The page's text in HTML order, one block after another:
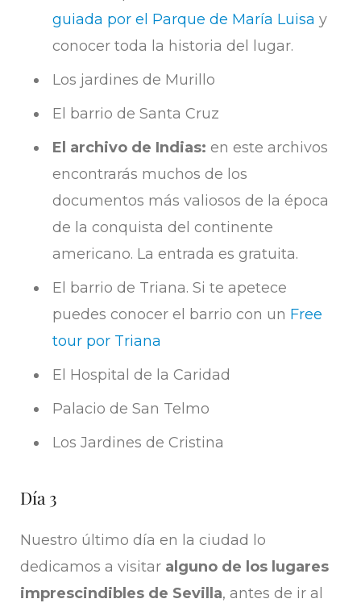
guiada por el Parque de María Luisa y
conocer toda la historia del lugar.
Los jardines de Murillo
El barrio de Santa Cruz
El archivo de Indias: en este archivos
encontrarás muchos de los
documentos más valiosos de la época
de la conquista del continente
americano. La entrada es gratuita.
El barrio de Triana. Si te apetece
puedes conocer el barrio con un Free
tour por Triana
El Hospital de la Caridad
Palacio de San Telmo
Los Jardines de Cristina
Día 3
Nuestro último día en la ciudad lo
dedicamos a visitar alguno de los lugares
imprescindibles de Sevilla, antes de ir al